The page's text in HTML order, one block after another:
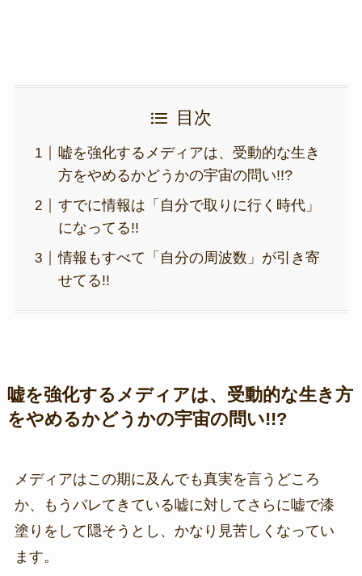
目次
嘘を強化するメディアは、受動的な生き
方をやめるかどうかの宇宙の問い!!?
すでに情報は「自分で取りに行く時代」
になってる!!
情報もすべて「自分の周波数」が引き寄
せてる!!
嘘を強化するメディアは、受動的な生き方
をやめるかどうかの宇宙の問い!!?
メディアはこの期に及んでも真実を言うどころ
か、もうバレてきている嘘に対してさらに嘘で漆
塗りをして隠そうとし、かなり見苦しくなってい
ます。